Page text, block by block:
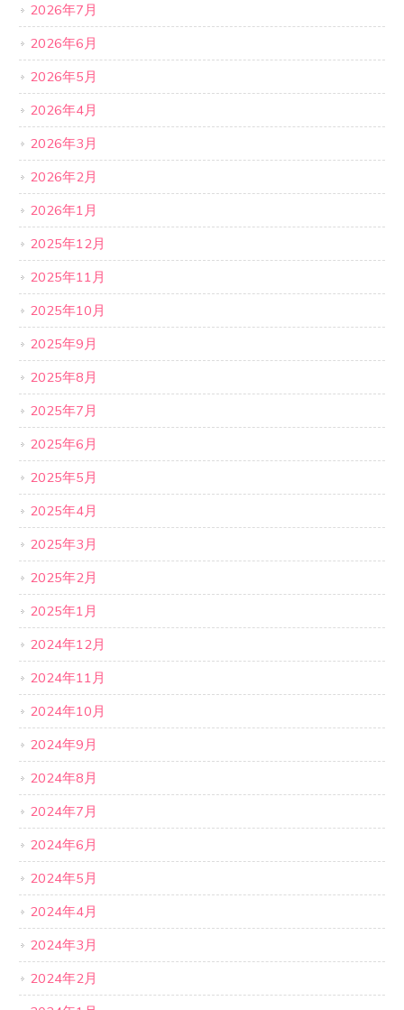
2026年7月
2026年6月
2026年5月
2026年4月
2026年3月
2026年2月
2026年1月
2025年12月
2025年11月
2025年10月
2025年9月
2025年8月
2025年7月
2025年6月
2025年5月
2025年4月
2025年3月
2025年2月
2025年1月
2024年12月
2024年11月
2024年10月
2024年9月
2024年8月
2024年7月
2024年6月
2024年5月
2024年4月
2024年3月
2024年2月